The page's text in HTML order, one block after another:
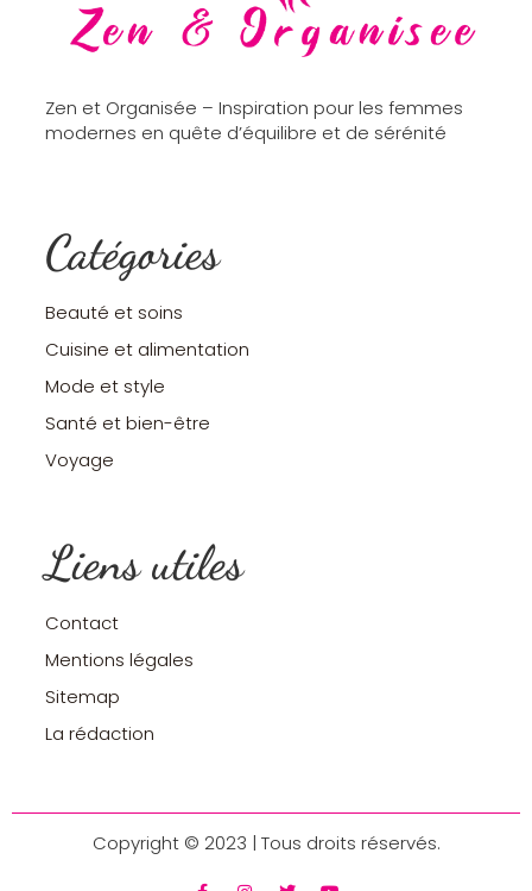
Zen et Organisée – Inspiration pour les femmes
modernes en quête d’équilibre et de sérénité
Catégories
Beauté et soins
Cuisine et alimentation
Mode et style
Santé et bien-être
Voyage
Liens utiles
Contact
Mentions légales
Sitemap
La rédaction
Copyright © 2023 | Tous droits réservés.